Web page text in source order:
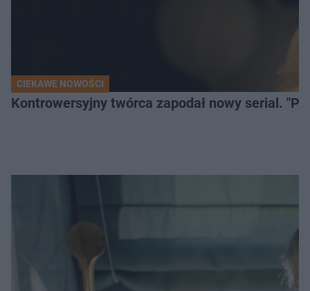
CIEKAWE NOWOŚCI
Kontrowersyjny twórca zapodał nowy serial.